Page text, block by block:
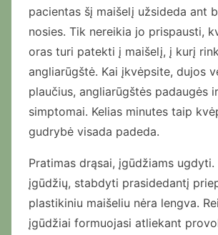
pacientas šį maišelį užsideda ant
nosies. Tik nereikia jo prispausti,
oras turi patekti į maišelį, į kurį
angliarūgštė. Kai įkvėpsite, dujos
plaučius, angliarūgštės padaugės
simptomai. Kelias minutes taip
gudrybė visada padeda.
Pratimas drąsai, įgūdžiams
įgūdžių, stabdyti prasidedantį
plastikiniu maišeliu nėra lengva.
įgūdžiai formuojasi atliekant